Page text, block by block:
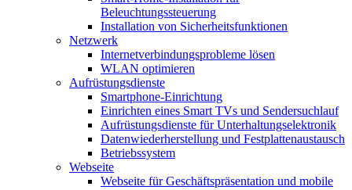
Beleuchtungssteuerung
Installation von Sicherheitsfunktionen
Netzwerk
Internetverbindungsprobleme lösen
WLAN optimieren
Aufrüstungsdienste
Smartphone-Einrichtung
Einrichten eines Smart TVs und Sendersuchlauf
Aufrüstungsdienste für Unterhaltungselektronik
Datenwiederherstellung und Festplattenaustausch
Betriebssystem
Webseite
Webseite für Geschäftspräsentation und mobile